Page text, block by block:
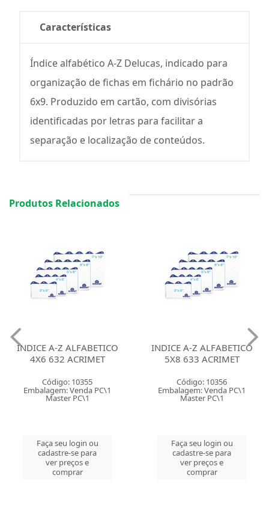
Características
Índice alfabético A-Z Delucas, indicado para
organização de fichas em fichário no padrão
6x9. Produzido em cartão, com divisórias
identificadas por letras para facilitar a
separação e localização de conteúdos.
Produtos Relacionados
INDICE A-Z ALFABETICO
4X6 632 ACRIMET
Código: 10355
Embalagem: Venda PC\1
Master PC\1
Faça seu login ou
cadastre-se para
ver preços e
comprar
INDICE A-Z ALFABETICO
5X8 633 ACRIMET
Código: 10356
Embalagem: Venda PC\1
Master PC\1
Faça seu login ou
cadastre-se para
ver preços e
comprar